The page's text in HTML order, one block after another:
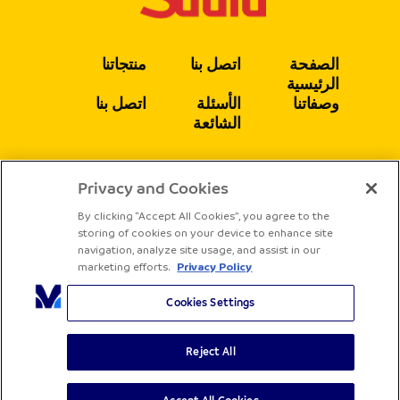
الصفحة
الرئيسية
وصفاتنا
اتصل بنا
الأسئلة
الشائعة
منتجاتنا
اتصل بنا
يتبع
جميع الحقوق محفوظة لشركة ساديا
الشروط والأحكام
سياسة الخصوصية
Privacy and Cookies
By clicking “Accept All Cookies”, you agree to the
storing of cookies on your device to enhance site
navigation, analyze site usage, and assist in our
marketing efforts. Privacy Policy
Cookies Settings
Reject All